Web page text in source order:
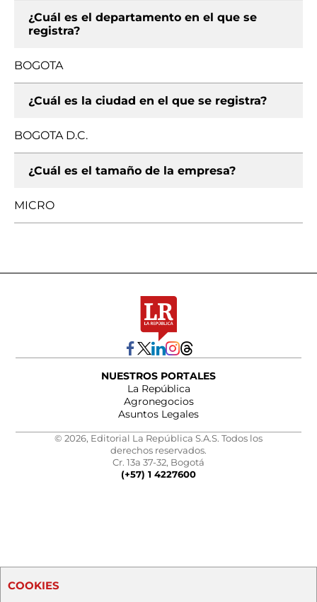
¿Cuál es el departamento en el que se
registra?
BOGOTA
¿Cuál es la ciudad en el que se registra?
BOGOTA D.C.
¿Cuál es el tamaño de la empresa?
MICRO
NUESTROS PORTALES
La República
Agronegocios
Asuntos Legales
© 2026, Editorial La República S.A.S. Todos los
derechos reservados.
Cr. 13a 37-32, Bogotá
(+57) 1 4227600
COOKIES